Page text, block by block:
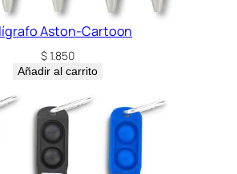
Aston-Cartoon
$1.850
Añadir al carrito